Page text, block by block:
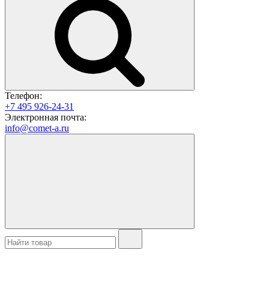
Телефон:
+7 495 926-24-31
Электронная почта:
info@comet-a.ru